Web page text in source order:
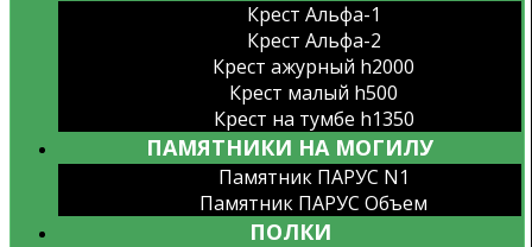
Крест Альфа-1
Крест Альфа-2
Крест ажурный h2000
Крест малый h500
Крест на тумбе h1350
ПАМЯТНИКИ НА МОГИЛУ
Памятник ПАРУС N1
Памятник ПАРУС Объем
ПОЛКИ